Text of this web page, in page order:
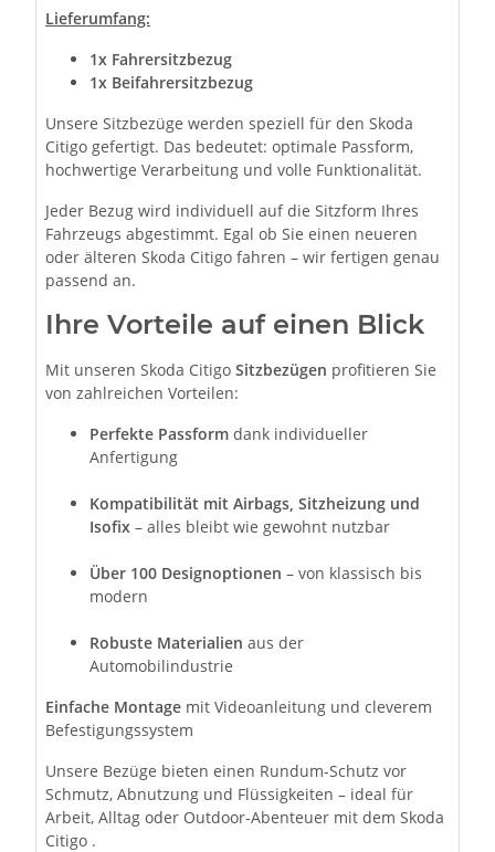
Lieferumfang:
1x Fahrersitzbezug
1x Beifahrersitzbezug
Unsere Sitzbezüge werden speziell für den Skoda
Citigo gefertigt. Das bedeutet: optimale Passform,
hochwertige Verarbeitung und volle Funktionalität.
Jeder Bezug wird individuell auf die Sitzform Ihres
Fahrzeugs abgestimmt. Egal ob Sie einen neueren
oder älteren Skoda Citigo fahren – wir fertigen genau
passend an.
Ihre Vorteile auf einen Blick
Mit unseren Skoda Citigo Sitzbezügen profitieren Sie
von zahlreichen Vorteilen:
Perfekte Passform dank individueller
Anfertigung
Kompatibilität mit Airbags, Sitzheizung und
Isofix – alles bleibt wie gewohnt nutzbar
Über 100 Designoptionen – von klassisch bis
modern
Robuste Materialien aus der
Automobilindustrie
Einfache Montage mit Videoanleitung und cleverem
Befestigungssystem
Unsere Bezüge bieten einen Rundum-Schutz vor
Schmutz, Abnutzung und Flüssigkeiten – ideal für
Arbeit, Alltag oder Outdoor-Abenteuer mit dem Skoda
Citigo .